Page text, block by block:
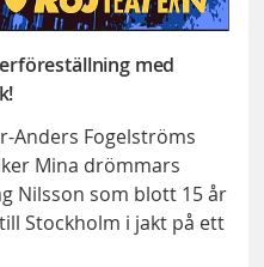
med
Anders Fogelströms
Mina drömmars
Nilsson som blott 15 år
Stockholm i jakt på ett